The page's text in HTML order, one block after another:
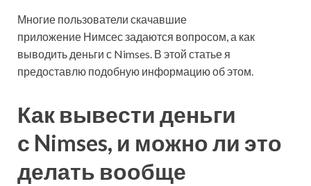
Многие пользователи скачавшие
приложение Нимсес задаются вопросом, а как
выводить деньги с Nimses. В этой статье я
предоставлю подобную информацию об этом.
Как вывести деньги
с Nimses, и можно ли это
делать вообще